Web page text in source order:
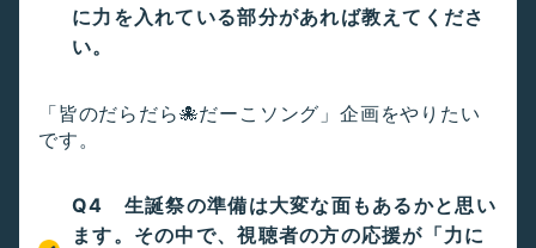
に力を入れている部分があれば教えてくださ
い。
「皆のだらだら🐙だーこソング」企画をやりたい
です。
Q4 生誕祭の準備は大変な面もあるかと思い
ます。その中で、視聴者の方の応援が「力に